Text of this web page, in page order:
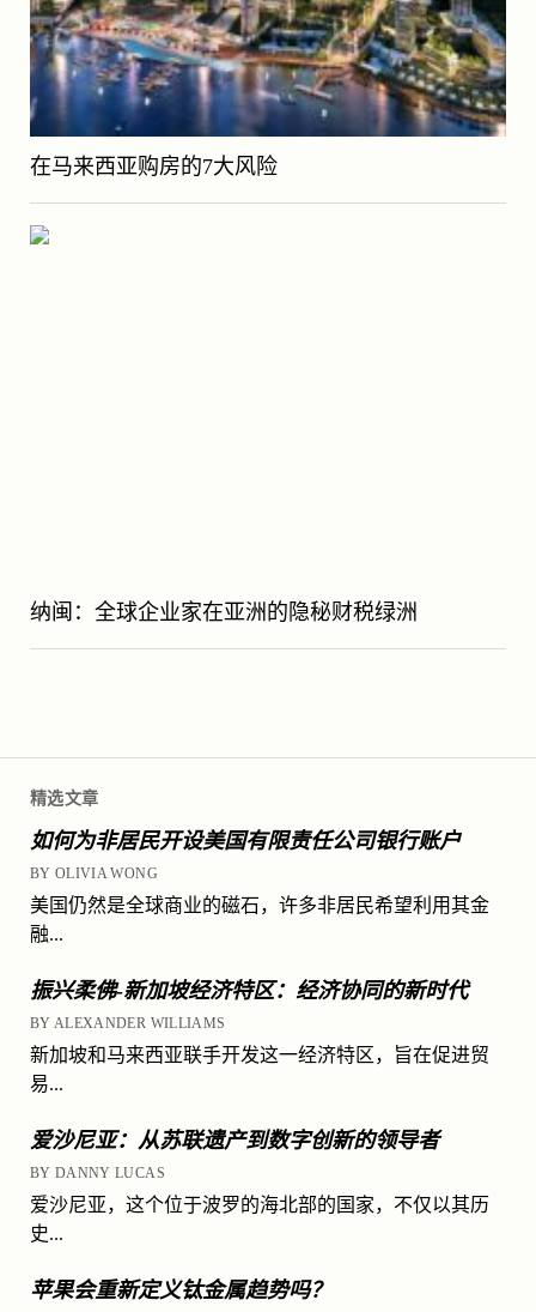
精选文章
如何为非居民开设美国有限责任公司银行账户
BY OLIVIA WONG
美国仍然是全球商业的磁石，许多非居民希望利用其金
融...
振兴柔佛-新加坡经济特区：经济协同的新时代
BY ALEXANDER WILLIAMS
新加坡和马来西亚联手开发这一经济特区，旨在促进贸
易...
爱沙尼亚：从苏联遗产到数字创新的领导者
BY DANNY LUCAS
爱沙尼亚，这个位于波罗的海北部的国家，不仅以其历
史...
苹果会重新定义钛金属趋势吗？
在马来西亚购房的7大风险
纳闽：全球企业家在亚洲的隐秘财税绿洲